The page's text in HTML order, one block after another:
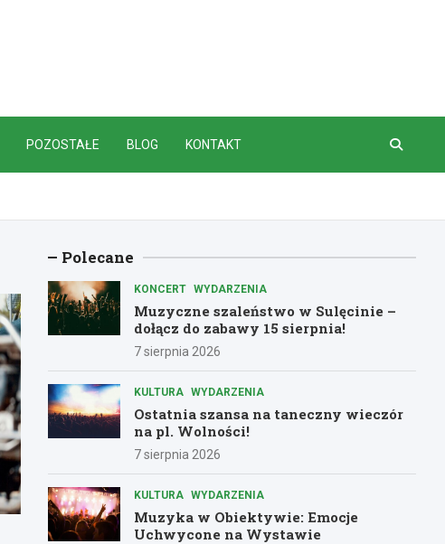
POZOSTAŁE BLOG KONTAKT
Polecane
KONCERT WYDARZENIA
Muzyczne szaleństwo w Sulęcinie –
dołącz do zabawy 15 sierpnia!
7 sierpnia 2026
KULTURA WYDARZENIA
Ostatnia szansa na taneczny wieczór
na pl. Wolności!
7 sierpnia 2026
KULTURA WYDARZENIA
Muzyka w Obiektywie: Emocje
Uchwycone na Wystawie